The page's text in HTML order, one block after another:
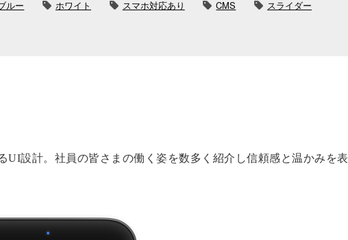
ルー ホワイト スマホ対応あり CMS スライダー
UI設計。社員の皆さまの働く姿を数多く紹介し信頼感と温かみを表